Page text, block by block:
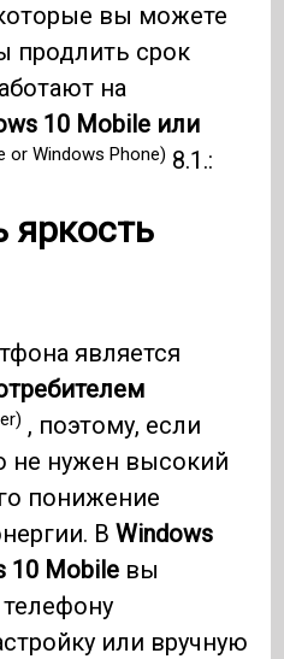
вы можете
продлить срок
на
10 Mobile или
or Windows Phone) 8.1.:
яркость
является
, поэтому, если
не нужен высокий
понижение
ВWindows
10 Mobile вы
или вручную